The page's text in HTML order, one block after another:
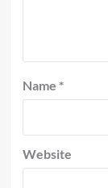
Name *
Website